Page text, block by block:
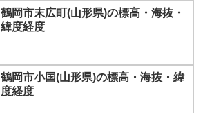
鶴岡市末広町(山形県)の標高・海抜・
緯度経度
鶴岡市小国(山形県)の標高・海抜・緯
度経度